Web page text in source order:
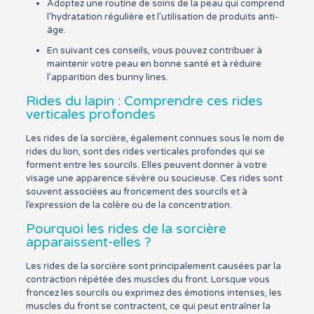
Adoptez une routine de soins de la peau qui comprend
l’hydratation régulière et l’utilisation de produits anti-
âge.
En suivant ces conseils, vous pouvez contribuer à
maintenir votre peau en bonne santé et à réduire
l’apparition des bunny lines.
Rides du lapin : Comprendre ces rides
verticales profondes
Les rides de la sorcière, également connues sous le nom de
rides du lion, sont des rides verticales profondes qui se
forment entre les sourcils. Elles peuvent donner à votre
visage une apparence sévère ou soucieuse. Ces rides sont
souvent associées au froncement des sourcils et à
l’expression de la colère ou de la concentration.
Pourquoi les rides de la sorcière
apparaissent-elles ?
Les rides de la sorcière sont principalement causées par la
contraction répétée des muscles du front. Lorsque vous
froncez les sourcils ou exprimez des émotions intenses, les
muscles du front se contractent, ce qui peut entraîner la